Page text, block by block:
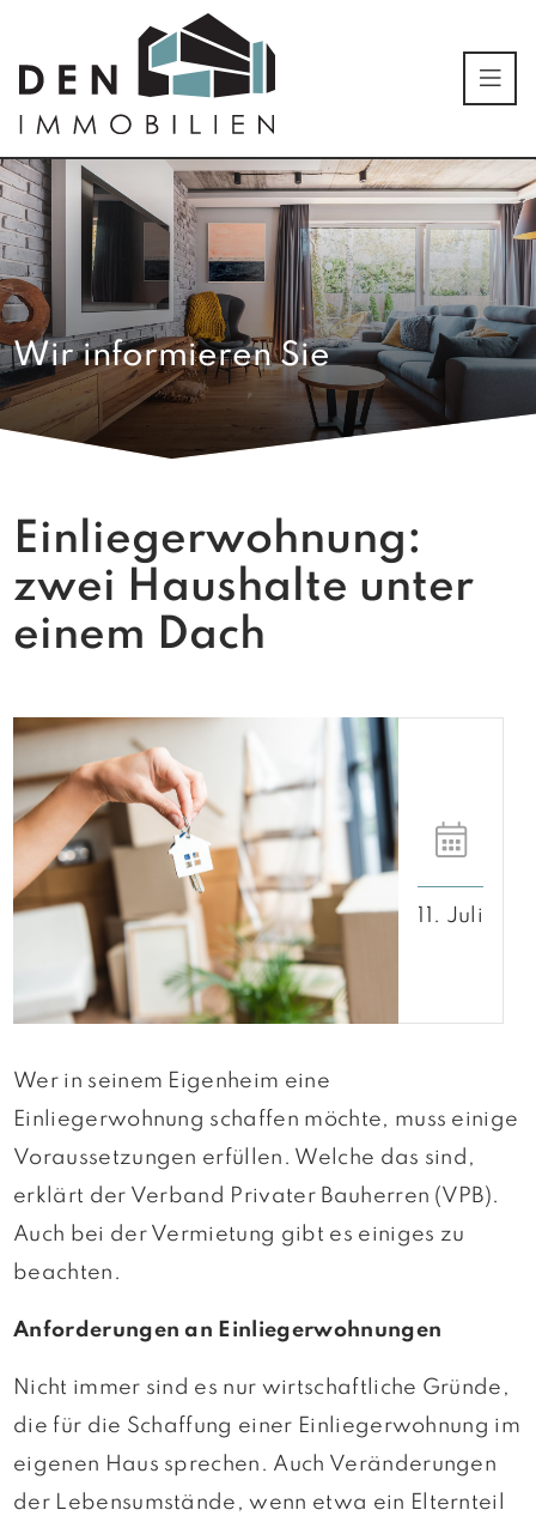
Wir informieren Sie
Einliegerwohnung:
zwei Haushalte unter
einem Dach
11. Juli
Wer in seinem Eigenheim eine
Einliegerwohnung schaffen möchte, muss einige
Voraussetzungen erfüllen. Welche das sind,
erklärt der Verband Privater Bauherren (VPB).
Auch bei der Vermietung gibt es einiges zu
beachten.
Anforderungen an Einliegerwohnungen
Nicht immer sind es nur wirtschaftliche Gründe,
die für die Schaffung einer Einliegerwohnung im
eigenen Haus sprechen. Auch Veränderungen
der Lebensumstände, wenn etwa ein Elternteil